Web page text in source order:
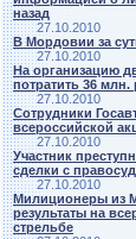
назад
27.10.2010
В Мордовии за
27.10.2010
На организацию
потратить 36 млн.
27.10.2010
Сотрудники
всероссийской
27.10.2010
Участник
сделки с
27.10.2010
Милиционеры из
результаты на
стрельбе